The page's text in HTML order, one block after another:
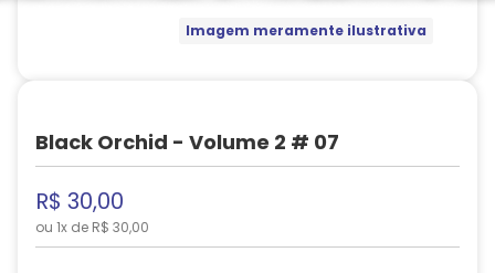
Imagem meramente ilustrativa
Black Orchid - Volume 2 # 07
R$ 30,00
ou 1x de R$ 30,00